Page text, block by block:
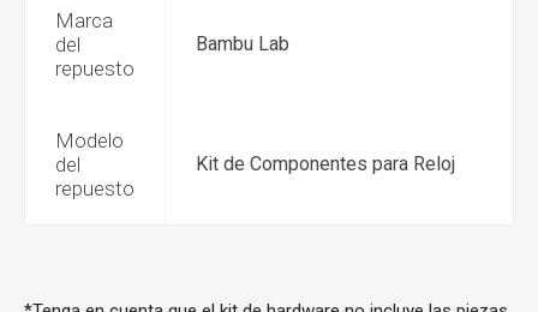
Marca
del
repuesto
Bambu Lab
Modelo
del
repuesto
Kit de Componentes para Reloj